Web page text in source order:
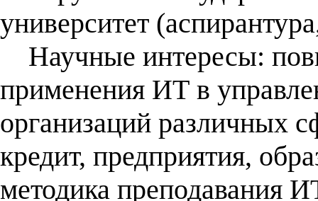
университет
Научные интересы:
применения ИТ в
организаций различных
кредит, предприятия,
методика преподавания